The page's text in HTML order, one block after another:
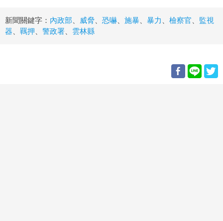
新聞關鍵字： 內政部 威脅 恐嚇 施暴 暴力 檢察官
監視
器
羈押 警政署 雲林縣